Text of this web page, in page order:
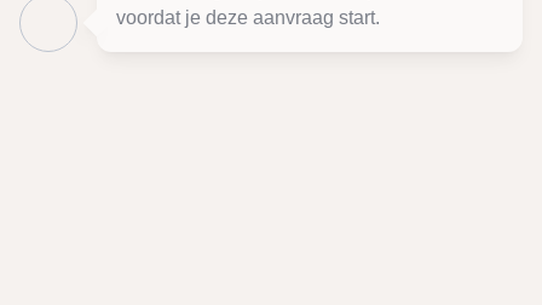
vereist. Zorg dat je deze al in je bezit hebt